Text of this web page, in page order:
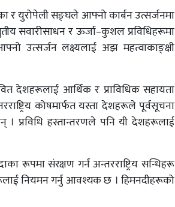
र युरोपेली सङ्घले आफ्नो कार्बन उत्सर्जनमा
सवारीसाधन र ऊर्जा–कुशल प्रविधिहरूमा
उत्सर्जन लक्ष्यलाई अझ महत्वाकाङ्क्षी
देशहरूलाई आर्थिक र प्राविधिक सहायता
कोषमार्फत यस्ता देशहरूले पूर्वसूचना
। प्रविधि हस्तान्तरणले पनि यी देशहरूलाई
रूपमा संरक्षण गर्न अन्तरराष्ट्रिय सन्धिहरू
नियमन गर्नु आवश्यक छ । हिमनदीहरूको